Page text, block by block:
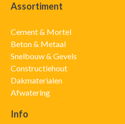
Assortiment
Cement & Mortel
Beton & Metaal
Snelbouw & Gevels
Constructiehout
Dakmaterialen
Afwatering
Info